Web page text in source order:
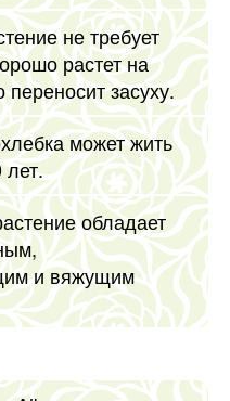
не требует
растет на
засуху.
может жить
обладает
и вяжущим